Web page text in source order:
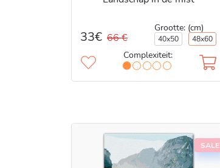
33€ 66 €
Grootte: (cm)
40x50 48x60
Complexiteit:
SALE